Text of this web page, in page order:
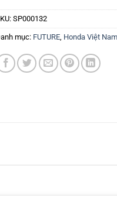
SP000132
mục: FUTURE, Honda Việt Nam